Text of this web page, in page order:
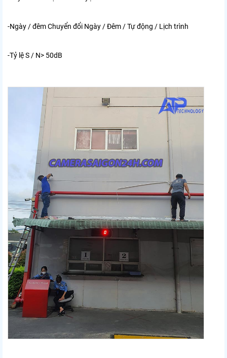
-Ngày / đêm Chuyển đổi Ngày / Đêm / Tự động / Lịch trình
-Tỷ lệ S / N> 50dB